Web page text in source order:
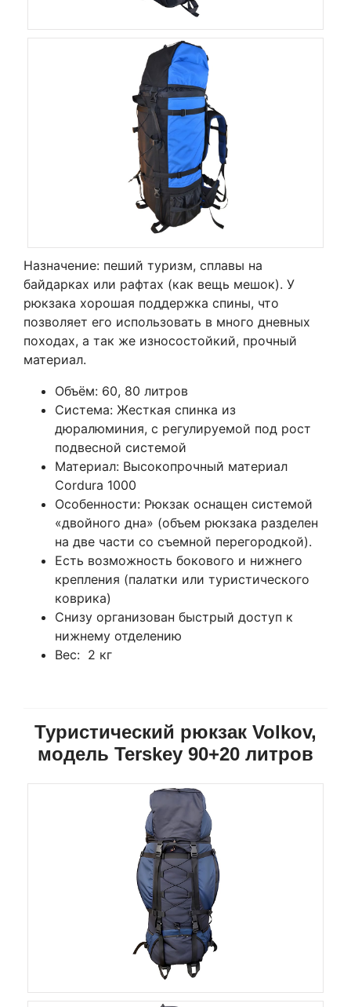
Назначение: пеший туризм, сплавы на
байдарках или рафтах (как вещь мешок). У
рюкзака хорошая поддержка спины, что
позволяет его использовать в много дневных
походах, а так же износостойкий, прочный
материал.
Объём: 60, 80 литров
Система: Жесткая спинка из
дюралюминия, с регулируемой под рост
подвесной системой
Материал: Высокопрочный материал
Сordura 1000
Особенности: Рюкзак оснащен системой
«двойного дна» (объем рюкзака разделен
на две части со съемной перегородкой).
Есть возможность бокового и нижнего
крепления (палатки или туристического
коврика)
Снизу организован быстрый доступ к
нижнему отделению
Вес: 2 кг
Туристический рюкзак Volkov,
модель Terskey 90+20 литров